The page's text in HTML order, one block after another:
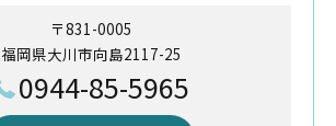
〒831-0005
福岡県大川市向島2117-25
0944-85-5965